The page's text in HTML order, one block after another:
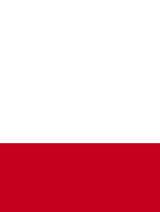
381-SUPER BLACK